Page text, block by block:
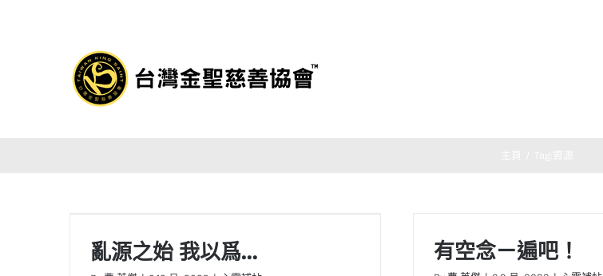
亂源之始 我以爲… 有空念ㄧ遍吧！